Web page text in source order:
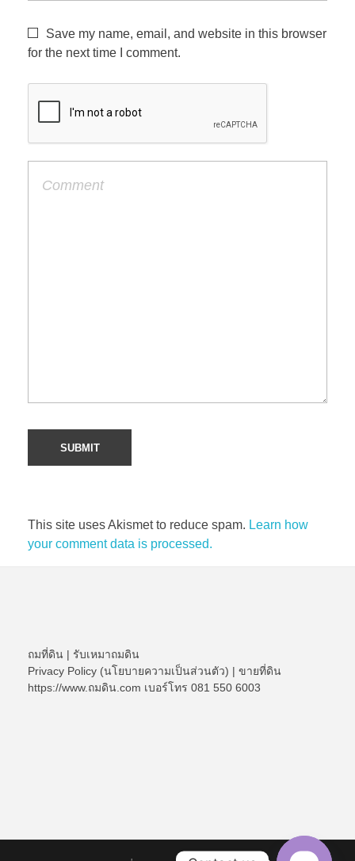
Save my name, email, and website in this browser
for the next time I comment.
This site uses Akismet to reduce spam. Learn how
your comment data is processed.
ถมที่ดิน | รับเหมาถมดิน
Privacy Policy (นโยบายความเป็นส่วนตัว) | ขายที่ดิน
https://www.ถมดิน.com เบอร์โทร 081 550 6003